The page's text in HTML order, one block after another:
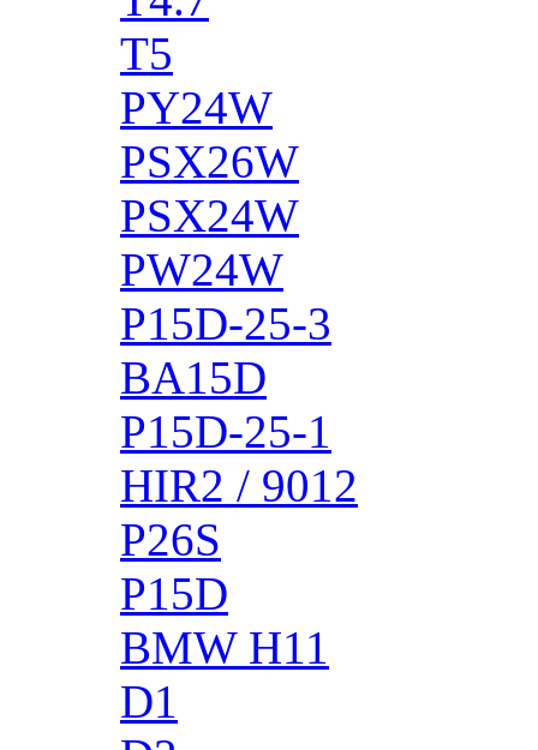
T5
PY24W
PSX26W
PSX24W
PW24W
P15D-25-3
BA15D
P15D-25-1
HIR2 / 9012
P26S
P15D
BMW H11
D1